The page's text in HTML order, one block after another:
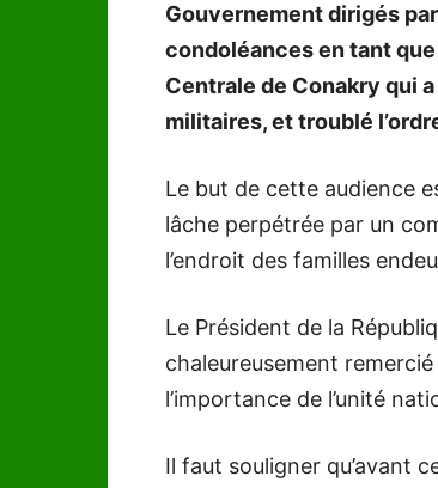
Gouvernement dirigés
condoléances en tant que
Centrale de Conakry qui
militaires, et troublé
Le but de cette audience
lâche perpétrée par un
l’endroit des familles
Le Président de la
chaleureusement
l’importance de l’unité
Il faut souligner qu’avant